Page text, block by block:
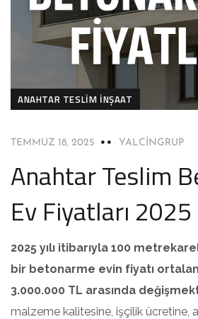
ANAHTAR TESLIM İNŞAAT
TEMMUZ 18, 2025 YALCINGRUP
Anahtar Teslim
Ev Fiyatları 2025
2025 yılı itibarıyla 100
bir betonarme evin fiyatı
3.000.000 TL arasında
malzeme kalitesine, işçilik ücretine,